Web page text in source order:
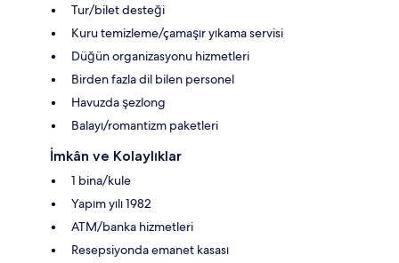
Tur/bilet desteği
Kuru temizleme/çamaşır yıkama servisi
Düğün organizasyonu hizmetleri
Birden fazla dil bilen personel
Havuzda şezlong
Balayı/romantizm paketleri
İmkân ve Kolaylıklar
1 bina/kule
Yapım yılı 1982
ATM/banka hizmetleri
Resepsiyonda emanet kasası